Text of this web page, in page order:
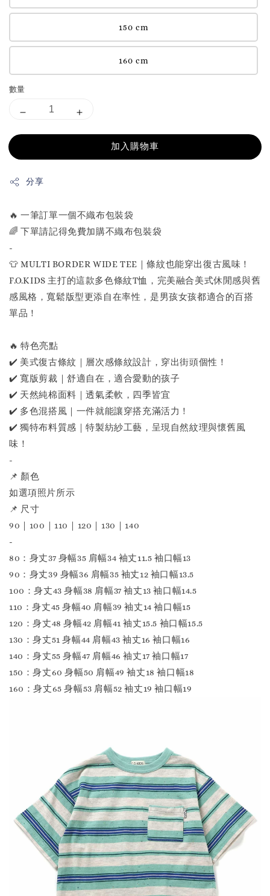
150 cm
160 cm
數量
加入購物車
分享
🔥 一筆訂單一個不織布包裝袋
🌈 下單請記得免費加購不織布包裝袋
-
👕 MULTI BORDER WIDE TEE｜條紋也能穿出復古風味！
F.O.KIDS 主打的這款多色條紋T恤，完美融合美式休閒感與舊
感風格，寬鬆版型更添自在率性，是男孩女孩都適合的百搭
單品！
🔥 特色亮點
✔️ 美式復古條紋｜層次感條紋設計，穿出街頭個性！
✔️ 寬版剪裁｜舒適自在，適合愛動的孩子
✔️ 天然純棉面料｜透氣柔軟，四季皆宜
✔️ 多色混搭風｜一件就能讓穿搭充滿活力！
✔️ 獨特布料質感｜特製紡紗工藝，呈現自然紋理與懷舊風
味！
-
📌 顏色
如選項照片所示
📌 尺寸
90｜100｜110｜120｜130｜140
-
80：身丈37 身幅35 肩幅34 袖丈11.5 袖口幅13
90：身丈39 身幅36 肩幅35 袖丈12 袖口幅13.5
100：身丈43 身幅38 肩幅37 袖丈13 袖口幅14.5
110：身丈45 身幅40 肩幅39 袖丈14 袖口幅15
120：身丈48 身幅42 肩幅41 袖丈15.5 袖口幅15.5
130：身丈51 身幅44 肩幅43 袖丈16 袖口幅16
140：身丈55 身幅47 肩幅46 袖丈17 袖口幅17
150：身丈60 身幅50 肩幅49 袖丈18 袖口幅18
160：身丈65 身幅53 肩幅52 袖丈19 袖口幅19